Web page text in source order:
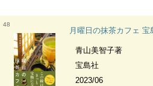
48
月曜日の抹茶カフェ 宝
青山美智子著
宝島社
2023/06